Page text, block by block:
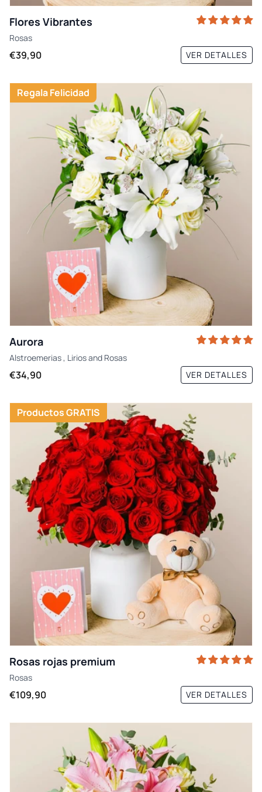
Flores Vibrantes
Rosas
€39,90 VER DETALLES
Regala Felicidad
Aurora
Alstroemerias, Liriosand Rosas
€34,90 VER DETALLES
Productos GRATIS
Rosas rojas premium
Rosas
€109,90 VER DETALLES